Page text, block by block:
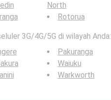
North
Rotorua
3G/4G/5G di wilayah Anda:
Pakuranga
Waiuku
Warkworth